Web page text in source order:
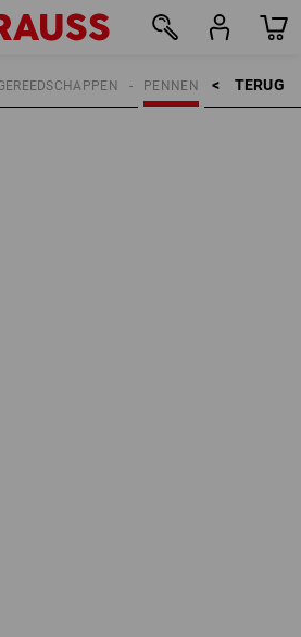
TERUG    >
PENNEN